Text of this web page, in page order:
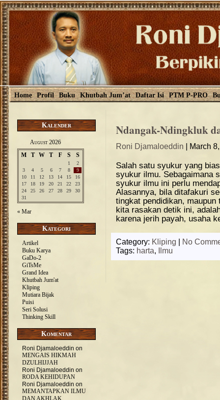
Home Profil Buku Khutbah Jum’at Daftar Isi PTM P-PRO
Kalender
August 2026
M
T W T F S S
1
2
3
4 5 6 7 8
9
10
11 12 13 14 15
16
17
18 19 20 21 22
23
24
25 26 27 28 29
30
31
« Mar
Kategori
Artikel
Buku Karya
GaDo-2
GiTsMe
Grand Idea
Khutbah Jum'at
Kliping
Mutiara Bijak
Puisi
Seri Solusi
Thinking Skill
Komentar
Roni Djamaloeddin on
MENGAIS HIKMAH
DZULHIJJAH
Roni Djamaloeddin on
RODA KEHIDUPAN
Roni Djamaloeddin on
MEMANTAPKAN ILMU
DAN AKHLAK
Ndangak-Ndingkluk
Roni Djamaloeddin | March
Salah satu syukur yang
syukur ilmu. Sebagaimana
syukur ilmu ini perlu
Alasannya, bila ditafakuri
tingkat pendidikan, maupun
kita rasakan detik ini,
karena jerih payah, usaha
Category: Kliping
No
Tags: harta, Ilmu